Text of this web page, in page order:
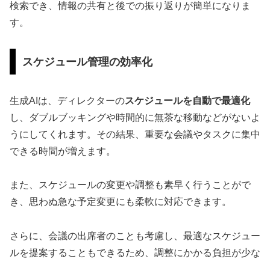
検索でき、情報の共有と後での振り返りが簡単になりま
す。
スケジュール管理の効率化
生成AIは、ディレクターのスケジュールを自動で最適化
し、ダブルブッキングや時間的に無茶な移動などがないよ
うにしてくれます。その結果、重要な会議やタスクに集中
できる時間が増えます。
また、スケジュールの変更や調整も素早く行うことがで
き、思わぬ急な予定変更にも柔軟に対応できます。
さらに、会議の出席者のことも考慮し、最適なスケジュー
ルを提案することもできるため、調整にかかる負担が少な